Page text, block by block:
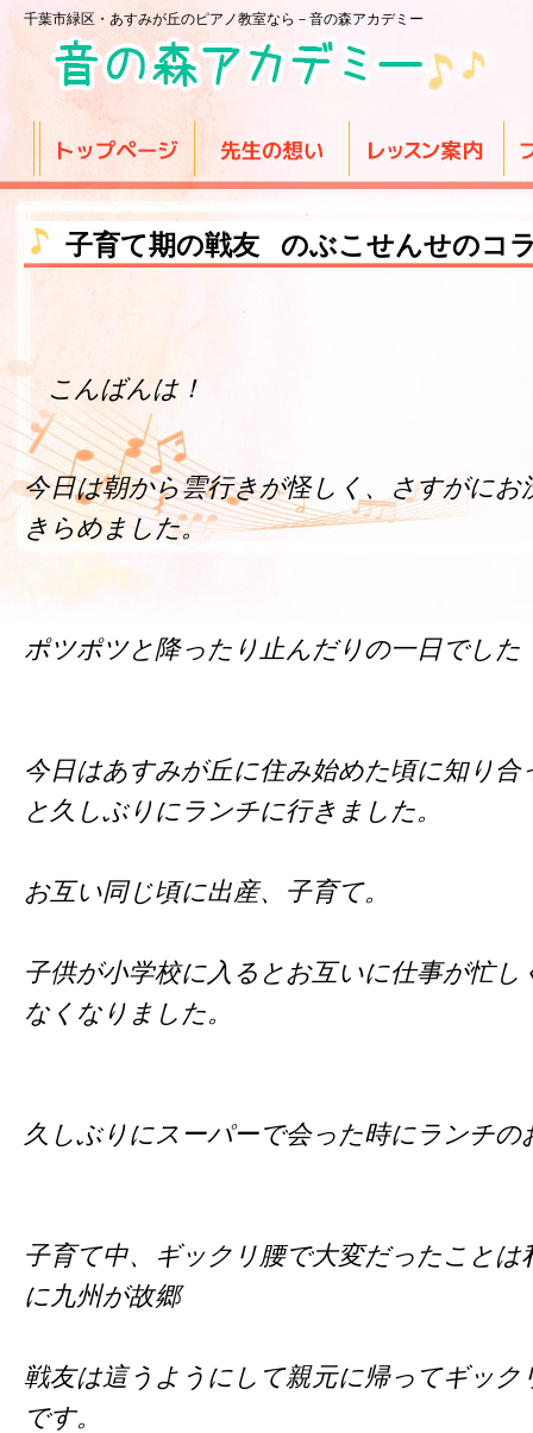
千葉市緑区・あすみが丘のピアノ教室なら－音の森アカデミー
子育て期の戦友 のぶこせんせのコ
こんばんは！
今日は朝から雲行きが怪しく、さすがにお
きらめました。
ポツポツと降ったり止んだりの一日でした
今日はあすみが丘に住み始めた頃に知り合
と久しぶりにランチに行きました。
お互い同じ頃に出産、子育て。
子供が小学校に入るとお互いに仕事が忙し
なくなりました。
久しぶりにスーパーで会った時にランチの
子育て中、ギックリ腰で大変だったことは
に九州が故郷
戦友は這うようにして親元に帰ってギック
です。